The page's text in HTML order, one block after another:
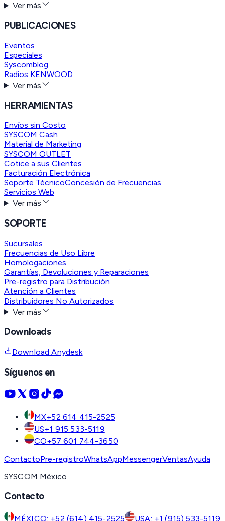
Ver más
PUBLICACIONES
Eventos
Especiales
Syscomblog
Radios KENWOOD
Ver más
HERRAMIENTAS
Envíos sin Costo
SYSCOM Cash
Material de Marketing
SYSCOM OUTLET
Cotice a sus Clientes
Facturación Electrónica
Soporte TécnicoConcesión de Frecuencias
Servicios Web
Ver más
SOPORTE
Sucursales
Frecuencias de Uso Libre
Homologaciones
Garantías, Devoluciones y Reparaciones
Pre-registro para Distribución
Atención a Clientes
Distribuidores No Autorizados
Ver más
Downloads
Download Anydesk
Síguenos en
MX+52 614 415-2525
US+1 915 533-5119
CO+57 601 744-3650
ContactoPre-registroWhatsAppMessengerVentasAyuda
SYSCOM México
Contacto
MÉXICO: +52 (614) 415-2525 USA: +1 (915) 533-5119